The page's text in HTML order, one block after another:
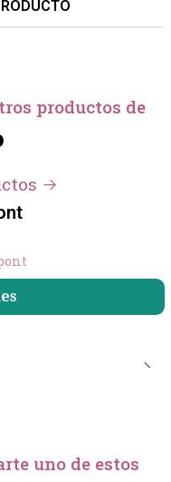
productos de
uno de estos